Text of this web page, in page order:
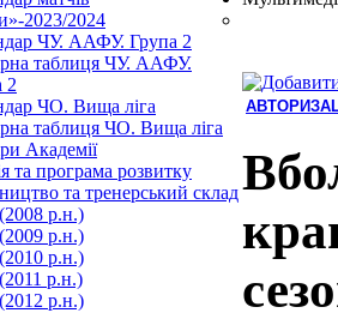
2023/2024
ЧУ. ААФУ. Група 2
таблиця ЧУ. ААФУ.
2
ЧО. Вища ліга
таблиця ЧО. Вища ліга
Академії
та програма розвитку
та тренерський склад
р.н.)
р.н.)
р.н.)
р.н.)
р.н.)